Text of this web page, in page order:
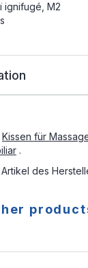
ignifugé, M2
Kissen für
.
des